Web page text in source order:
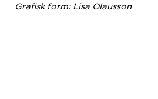
Grafisk form: Lisa Olausson